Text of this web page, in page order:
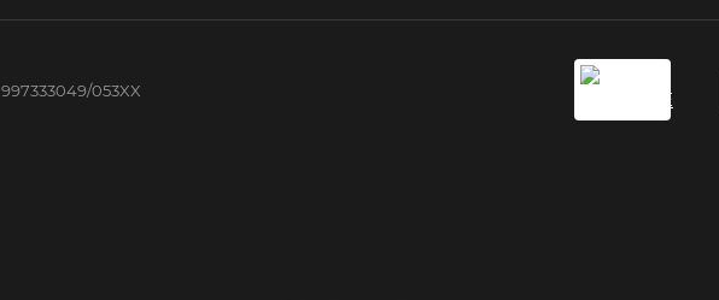
997333049/053XX